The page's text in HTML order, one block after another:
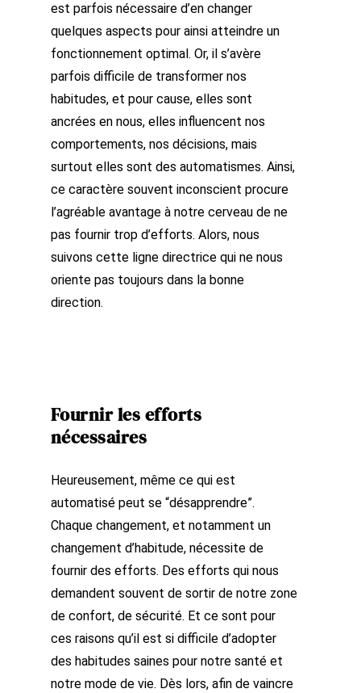
est parfois nécessaire d’en changer
quelques aspects pour ainsi atteindre un
fonctionnement optimal. Or, il s’avère
parfois difficile de transformer nos
habitudes, et pour cause, elles sont
ancrées en nous, elles influencent nos
comportements, nos décisions, mais
surtout elles sont des automatismes. Ainsi,
ce caractère souvent inconscient procure
l’agréable avantage à notre cerveau de ne
pas fournir trop d’efforts. Alors, nous
suivons cette ligne directrice qui ne nous
oriente pas toujours dans la bonne
direction.
Fournir les efforts
nécessaires
Heureusement, même ce qui est
automatisé peut se “désapprendre”.
Chaque changement, et notamment un
changement d’habitude, nécessite de
fournir des efforts. Des efforts qui nous
demandent souvent de sortir de notre zone
de confort, de sécurité. Et ce sont pour
ces raisons qu’il est si difficile d’adopter
des habitudes saines pour notre santé et
notre mode de vie. Dès lors, afin de vaincre